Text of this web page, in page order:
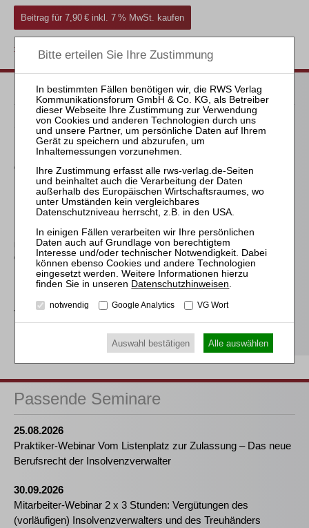
Beitrag für 7,90 € inkl. 7 % MwSt. kaufen
zurück
Passende Bücher
Schröder
Die Reform des
Eigenkapitalersatzrechts
durch das MoMiG
Keller
Der Insolvenzverwalter
nach Chapter 7 des
United States Bankruptcy
Code
Die Verwirkung der
Vergütung des
Insolvenzverwalters
Passende Seminare
25.08.2026
Praktiker-Webinar Vom Listenplatz zur Zulassung – Das neue
Berufsrecht der Insolvenzverwalter
30.09.2026
Mitarbeiter-Webinar 2 x 3 Stunden: Vergütungen des
(vorläufigen) Insolvenzverwalters und des Treuhänders
Datenschutzhinweisen
notwendig Google Analytics VG Wort
Auswahl bestätigen Alle auswählen